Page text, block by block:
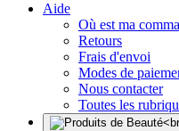
Aide
Où est ma
Retours
Frais d'envoi
Modes de
Nous contacter
Toutes les